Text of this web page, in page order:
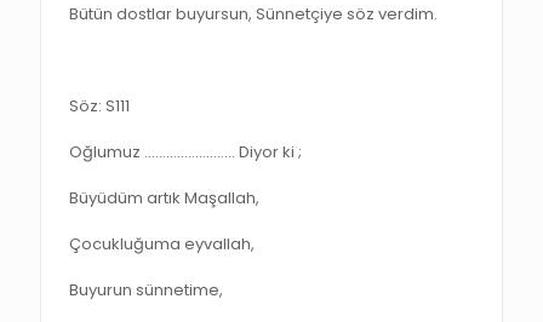
Bütün dostlar buyursun, Sünnetçiye söz verdim.
Söz: S111
Oğlumuz ……………………. Diyor ki ;
Büyüdüm artık Maşallah,
Çocukluğuma eyvallah,
Buyurun sünnetime,